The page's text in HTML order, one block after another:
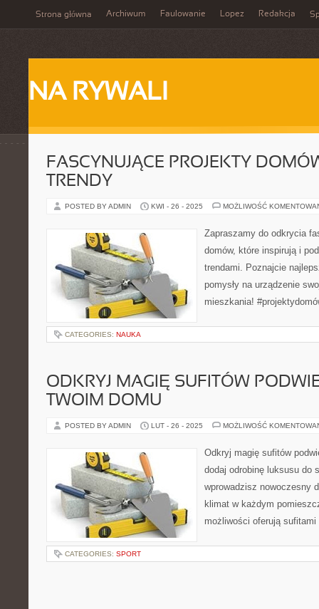
Strona główna Archiwum Faulowanie Lopez Redakcja
NA RYWALI
FASCYNUJĄCE PROJEKTY
TRENDY
POSTED BY ADMIN KWI - 26 - 2025 MOŻLIWOŚĆ
Zapraszamy do odkrycia
domów, które inspirują i
trendami. Poznajcie
pomysły na urządzenie
mieszkania!
CATEGORIES: NAUKA
ODKRYJ MAGIĘ SUFITÓW
TWOIM DOMU
POSTED BY ADMIN LUT - 26 - 2025 MOŻLIWOŚĆ
Odkryj magię sufitów
dodaj odrobinę luksusu do
wprowadzisz nowoczesny
klimat w każdym
możliwości oferują
CATEGORIES: SPORT